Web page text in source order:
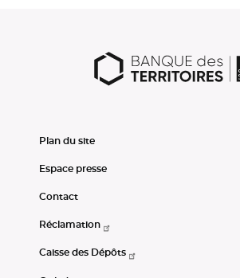
Plan du site
Espace presse
Contact
Réclamation
Caisse des Dépôts